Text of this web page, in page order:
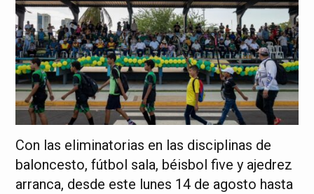
Con las eliminatorias en las disciplinas de
baloncesto, fútbol sala, béisbol five y ajedrez
arranca, desde este lunes 14 de agosto hasta